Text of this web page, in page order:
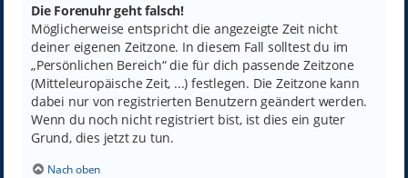
Die Forenuhr geht falsch!
Möglicherweise entspricht die angezeigte Zeit nicht
deiner eigenen Zeitzone. In diesem Fall solltest du im
„Persönlichen Bereich“ die für dich passende Zeitzone
(Mitteleuropäische Zeit, ...) festlegen. Die Zeitzone kann
dabei nur von registrierten Benutzern geändert werden.
Wenn du noch nicht registriert bist, ist dies ein guter
Grund, dies jetzt zu tun.
Nach oben